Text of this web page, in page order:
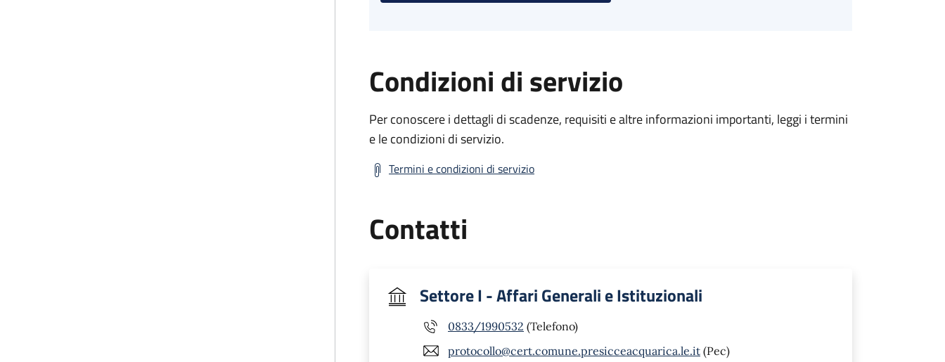
Condizioni di servizio
Per conoscere i dettagli di scadenze, requisiti e altre informazioni importanti, leggi i termini
e le condizioni di servizio.
Termini e condizioni di servizio
Contatti
Settore I - Affari Generali e Istituzionali
0833/1990532 (Telefono)
protocollo@cert.comune.presicceacquarica.le.it (Pec)